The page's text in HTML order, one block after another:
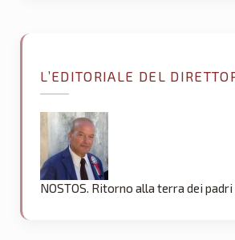
L’EDITORIALE DEL
NOSTOS. Ritorno alla terra dei padri